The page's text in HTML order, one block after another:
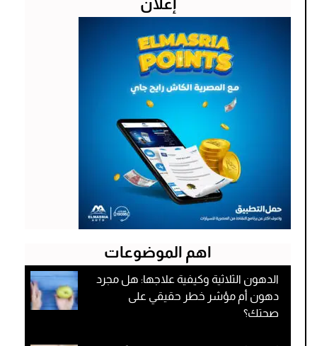
إعلان
اهم الموضوعات
الدهون الثلاثية وكيفية علاجها: هل مجرد
دهون أم مؤشر خطر حقيقي على
صحتك؟